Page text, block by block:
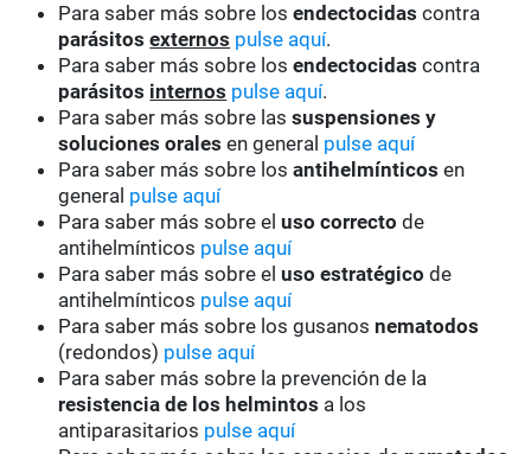
Para saber más sobre losendectocidascontra
parásitosexternos pulse aquí.
Para saber más sobre losendectocidascontra
parásitos internos pulse aquí.
Para saber más sobre lassuspensiones y
soluciones orales en general pulse aquí
Para saber más sobre losantihelmínticos en
general pulse aquí
Para saber más sobre eluso correcto de
antihelmínticos pulse aquí
Para saber más sobre eluso estratégico de
antihelmínticos pulse aquí
Para saber más sobre los gusanosnematodos
(redondos) pulse aquí
Para saber más sobre la prevención de la
resistencia de los helmintos a los
antiparasitarios pulse aquí